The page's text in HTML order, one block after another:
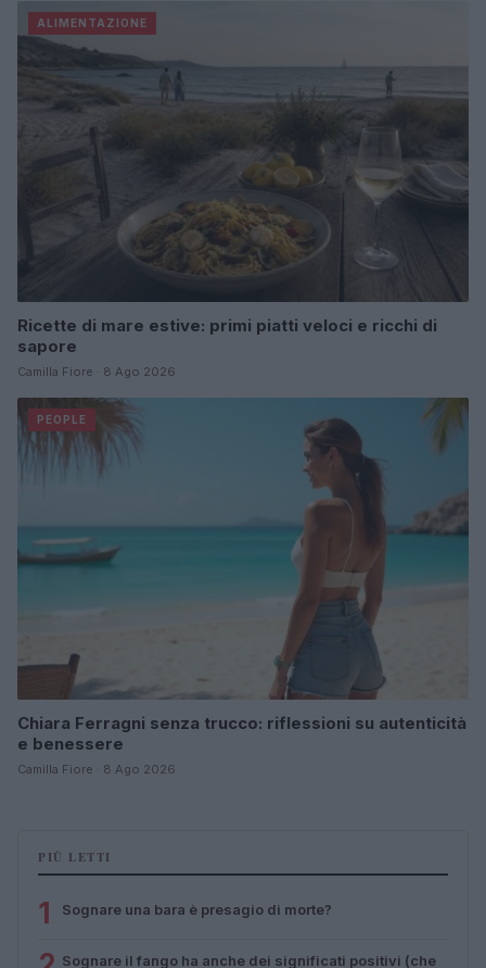
ALIMENTAZIONE
Ricette di mare estive: primi piatti veloci e ricchi di
sapore
Camilla Fiore · 8 Ago 2026
PEOPLE
Chiara Ferragni senza trucco: riflessioni su autenticità
e benessere
Camilla Fiore · 8 Ago 2026
PIÙ LETTI
1 Sognare una bara è presagio di morte?
Sognare il fango ha anche dei significati positivi (che